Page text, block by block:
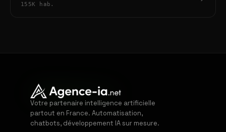
155K hab.
Votre partenaire intelligence artificielle
partout en France. Automatisation,
chatbots, développement IA sur mesure.